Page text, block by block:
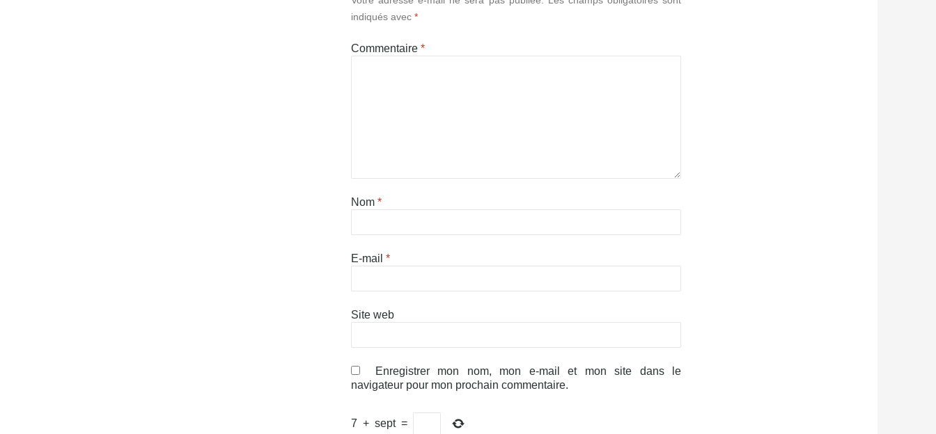
indiqués avec *
Commentaire *
Nom *
E-mail *
Site web
Enregistrer mon nom, mon e-mail et mon site dans le
navigateur pour mon prochain commentaire.
7 + sept =